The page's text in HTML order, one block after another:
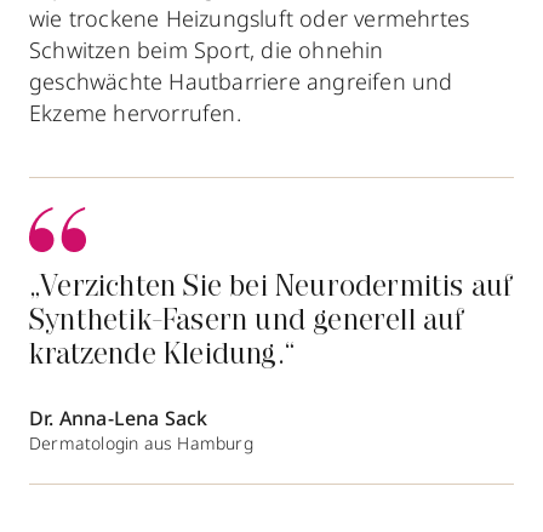
wie trockene Heizungsluft oder vermehrtes
Schwitzen beim Sport, die ohnehin
geschwächte Hautbarriere angreifen und
Ekzeme hervorrufen.
„Verzichten Sie bei Neurodermitis auf
Synthetik-Fasern und generell auf
kratzende Kleidung.“
Dr. Anna-Lena Sack
Dermatologin aus Hamburg